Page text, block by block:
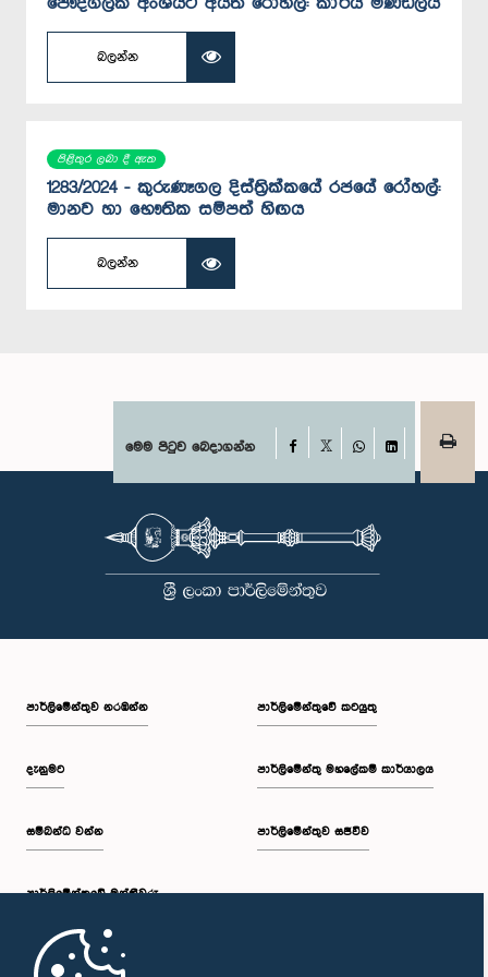
බලන්න
පිළිතුර ලබා දී ඇත
1283/2024 - කුරුණෑගල දිස්ත්‍රික්කයේ රජයේ රෝහල්:
මානව හා භෞතික සම්පත් හිඟය
බලන්න
මෙම පිටුව බෙදාගන්න Facebook
පාර්ලි‌මේන්තුව නරඹන්න
දැනුමට
සම්බන්ධ වන්න
පාර්ලි‌මේන්තුවේ මන්ත්‍රීවරු
මුල් පිටුව
පාර්ලිමේන්තුවේ කටයුතු
පාර්ලිමේන්තු මහලේකම් කාර්යාලය
පාර්ලිමේන්තුව සජීවීව